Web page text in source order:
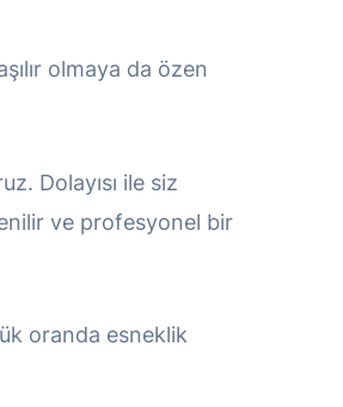
olmaya da özen
Dolayısı ile siz
ve profesyonel bir
oranda esneklik